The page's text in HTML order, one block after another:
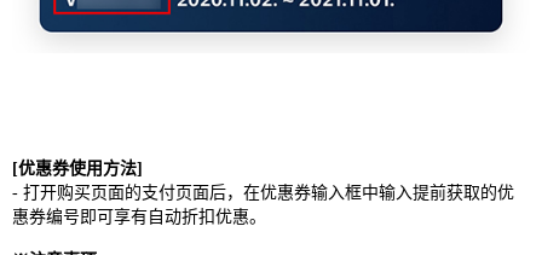
[优惠券使用方法]
- 打开购买页面的支付页面后，在优惠券输入框中输入提前获取的优
惠券编号即可享有自动折扣优惠。